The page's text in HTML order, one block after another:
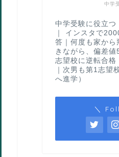
中学
中学受験に役立つ
｜ インスタで
答｜何度も家から
きながら、偏差
志望校に逆転合格
｜次男も第1志望
へ進学）
＼